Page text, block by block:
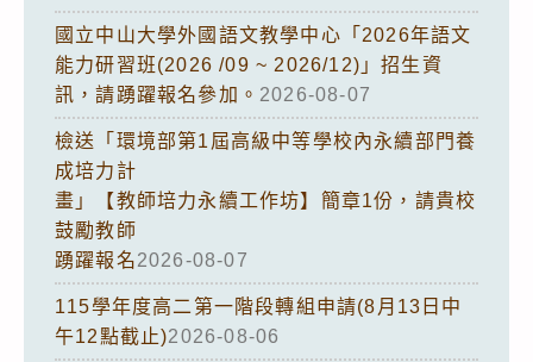
國立中山大學外國語文教學中心「2026年語文
能力研習班(2026 /09 ~ 2026/12)」招生資
訊，請踴躍報名參加。 2026-08-07
檢送「環境部第1屆高級中等學校內永續部門養
成培力計
畫」【教師培力永續工作坊】簡章1份，請貴校
鼓勵教師
踴躍報名2026-08-07
115學年度高二第一階段轉組申請(8月13日中
午12點截止)2026-08-06